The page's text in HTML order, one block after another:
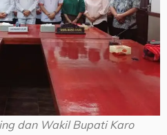
dan Wakil Bupati Karo